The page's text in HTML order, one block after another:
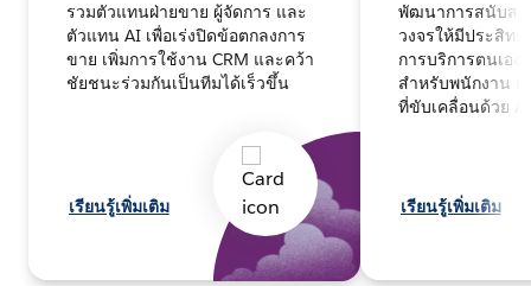
รวมตัวแทนฝ่ายขาย ผู้จัดการ และ
ตัวแทน AI เพื่อเร่งปิดข้อตกลงการ
ขาย เพิ่มการใช้งาน CRM และคว้า
ชัยชนะร่วมกันเป็นทีมได้เร็วขึ้น
เรียนรู้เพิ่มเติม
พัฒนาการสนับส
วงจรให้มีประสิท
การบริการตนเอ
สำหรับพนักงาน
ที่ขับเคลื่อนด้วย
เรียนรู้เพิ่มเติม